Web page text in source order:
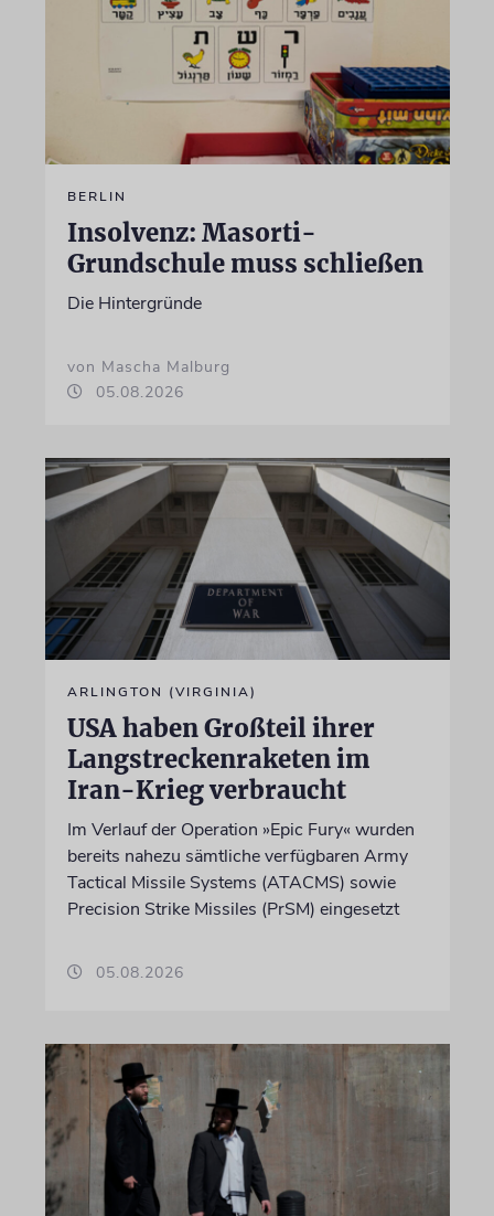
BERLIN
Insolvenz: Masorti-
Grundschule muss schließen
Die Hintergründe
von Mascha Malburg
05.08.2026
ARLINGTON (VIRGINIA)
USA haben Großteil ihrer
Langstreckenraketen im
Iran-Krieg verbraucht
Im Verlauf der Operation »Epic Fury« wurden
bereits nahezu sämtliche verfügbaren Army
Tactical Missile Systems (ATACMS) sowie
Precision Strike Missiles (PrSM) eingesetzt
05.08.2026